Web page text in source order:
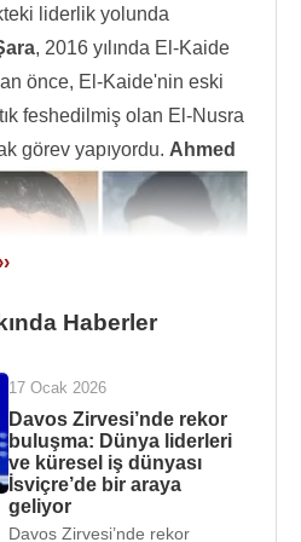
liderlik yolunda
, 2016 yılında El-Kaide
önce, El-Kaide'nin eski
feshedilmiş olan El-Nusra
görev yapıyordu. Ahmed
beriAhmed Şara
ziyade
'de kurumsal
uluslararası meşruiyet
Haberler
17 Ocak 2026
Davos Zirvesi’nde rekor
buluşma: Dünya liderleri
ve küresel iş dünyası
İsviçre’de bir araya
geliyor
Davos Zirvesi’nde rekor